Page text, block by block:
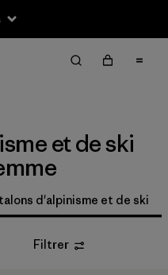
et de ski
d'alpinisme et de ski
Filtrer